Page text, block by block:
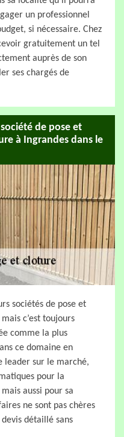
un professionnel
si nécessaire. Chez
gratuitement un tel
auprès de son
ses chargés de
de pose et
à Ingrandes dans le
sociétés de pose et
c’est toujours
comme la plus
ce domaine en
leader sur le marché,
pour la
aussi pour sa
ne sont pas chères
détaillé sans